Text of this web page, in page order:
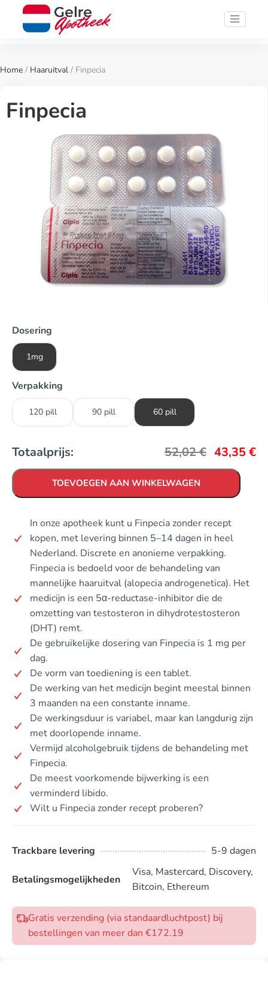
Home / Haaruitval / Finpecia
Finpecia
Dosering
1mg
Verpakking
120 pill 90 pill 60 pill
Totaalprijs: 52,02€ 43,35€
TOEVOEGEN AAN WINKELWAGEN
In onze apotheek kunt u Finpecia zonder recept
kopen, met levering binnen 5–14 dagen in heel
Nederland. Discrete en anonieme verpakking.
Finpecia is bedoeld voor de behandeling van
mannelijke haaruitval (alopecia androgenetica). Het
medicijn is een 5α-reductase-inhibitor die de
omzetting van testosteron in dihydrotestosteron
(DHT) remt.
De gebruikelijke dosering van Finpecia is 1 mg per
dag.
De vorm van toediening is een tablet.
De werking van het medicijn begint meestal binnen
3 maanden na een constante inname.
De werkingsduur is variabel, maar kan langdurig zijn
met doorlopende inname.
Vermijd alcoholgebruik tijdens de behandeling met
Finpecia.
De meest voorkomende bijwerking is een
verminderd libido.
Wilt u Finpecia zonder recept proberen?
Trackbare levering 5-9 dagen
Betalingsmogelijkheden
Visa, Mastercard, Discovery,
Bitcoin, Ethereum
Gratis verzending (via standaardluchtpost) bij
bestellingen van meer dan €172.19